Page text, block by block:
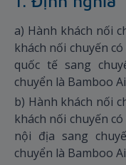
a) Hành khách nối
khách nối chuyến
quốc tế sang
chuyển là Bamboo
b) Hành khách nối
khách nối chuyến
nội địa sang
chuyển là Bamboo